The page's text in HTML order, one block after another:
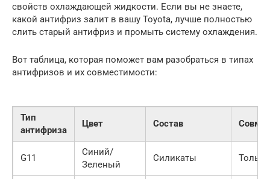
свойств охлаждающей жидкости. Если вы не знаете,
какой антифриз залит в вашу Toyota, лучше полностью
слить старый антифриз и промыть систему охлаждения.
Вот таблица, которая поможет вам разобраться в типах
антифризов и их совместимости:
Тип
антифриза
Цвет Состав
G11
Синий/
Зеленый
Силикаты